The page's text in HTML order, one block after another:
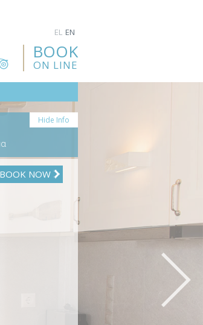
EL EN
BOOK
ON LINE
Hide Info
BOOK NOW